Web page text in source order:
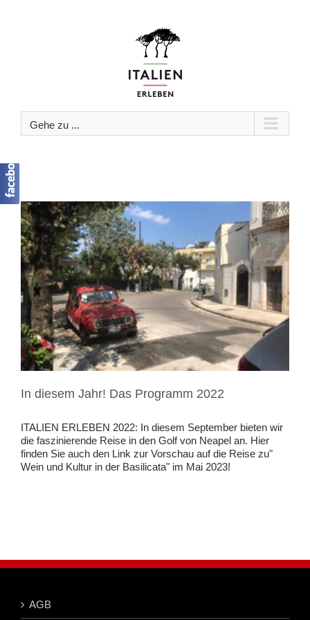
Gehe zu ...
In diesem Jahr! Das Programm 2022
ITALIEN ERLEBEN 2022: In diesem September bieten wir
die faszinierende Reise in den Golf von Neapel an. Hier
finden Sie auch den Link zur Vorschau auf die Reise zu"
Wein und Kultur in der Basilicata" im Mai 2023!
AGB